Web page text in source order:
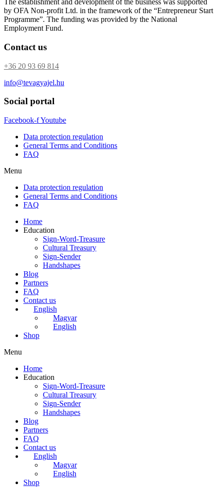
The establishment and development of the business was supported
by OFA Non-profit Ltd. in the framework of the “Entrepreneur Start
Programme”. The funding was provided by the National
Employment Fund.
Contact us
+36 20 93 69 814
info@tevagyajel.hu
Social portal
Facebook-fYoutube
Data protection regulation
General Terms and Conditions
FAQ
Menu
Data protection regulation
General Terms and Conditions
FAQ
Home
Education
Sign-Word-Treasure
Cultural Treasury
Sign-Sender
Handshapes
Blog
Partners
FAQ
Contact us
English
Magyar
English
Shop
Menu
Home
Education
Sign-Word-Treasure
Cultural Treasury
Sign-Sender
Handshapes
Blog
Partners
FAQ
Contact us
English
Magyar
English
Shop